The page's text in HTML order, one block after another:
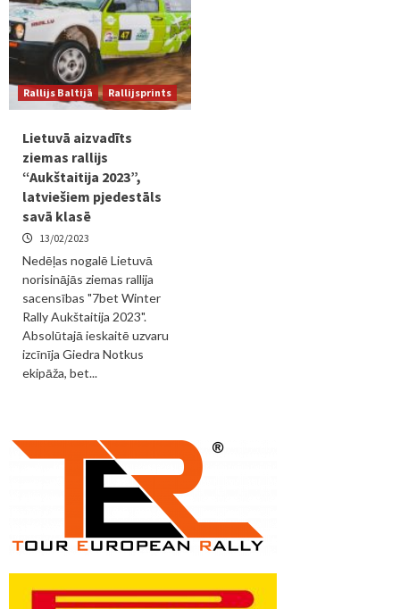
Rallijs Baltijā Rallijsprints
Lietuvā aizvadīts
ziemas rallijs
“Aukštaitija 2023”,
latviešiem pjedestāls
savā klasē
13/02/2023
Nedēļas nogalē Lietuvā
norisinājās ziemas rallija
sacensības "7bet Winter
Rally Aukštaitija 2023".
Absolūtajā ieskaitē uzvaru
izcīnīja Giedra Notkus
ekipāža, bet...